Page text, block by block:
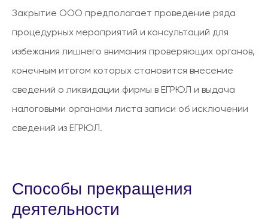
Закрытие ООО предполагает проведение ряда
процедурных мероприятий и консультаций для
избежания лишнего внимания проверяющих органов,
конечным итогом которых становится внесение
сведений о ликвидации фирмы в ЕГРЮЛ и выдача
налоговыми органами листа записи об исключении
сведений из ЕГРЮЛ.
Способы прекращения
деятельности